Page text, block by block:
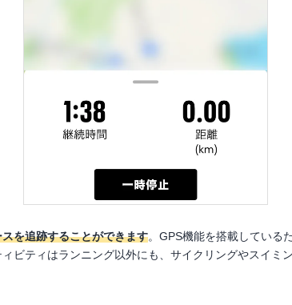
を追跡することができます。GPS機能を搭載している
ビティはランニング以外にも、サイクリングやスイミ